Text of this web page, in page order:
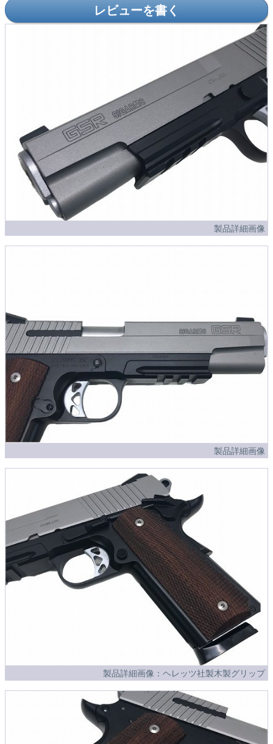
レビューを書く
製品詳細画像
製品詳細画像
製品詳細画像：ヘレッツ社製木製グリップ